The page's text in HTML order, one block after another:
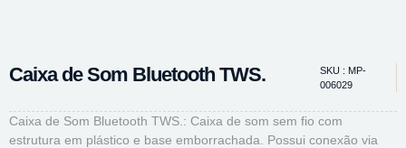
Caixa de Som Bluetooth TWS.
SKU : MP-
006029
Caixa de Som Bluetooth TWS.: Caixa de som sem fio com
estrutura em plástico e base emborrachada. Possui conexão via